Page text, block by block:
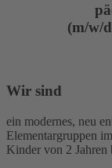
(m/w/
Wir sind
ein modernes, neu
Elementargruppen
Kinder von 2 Jahren